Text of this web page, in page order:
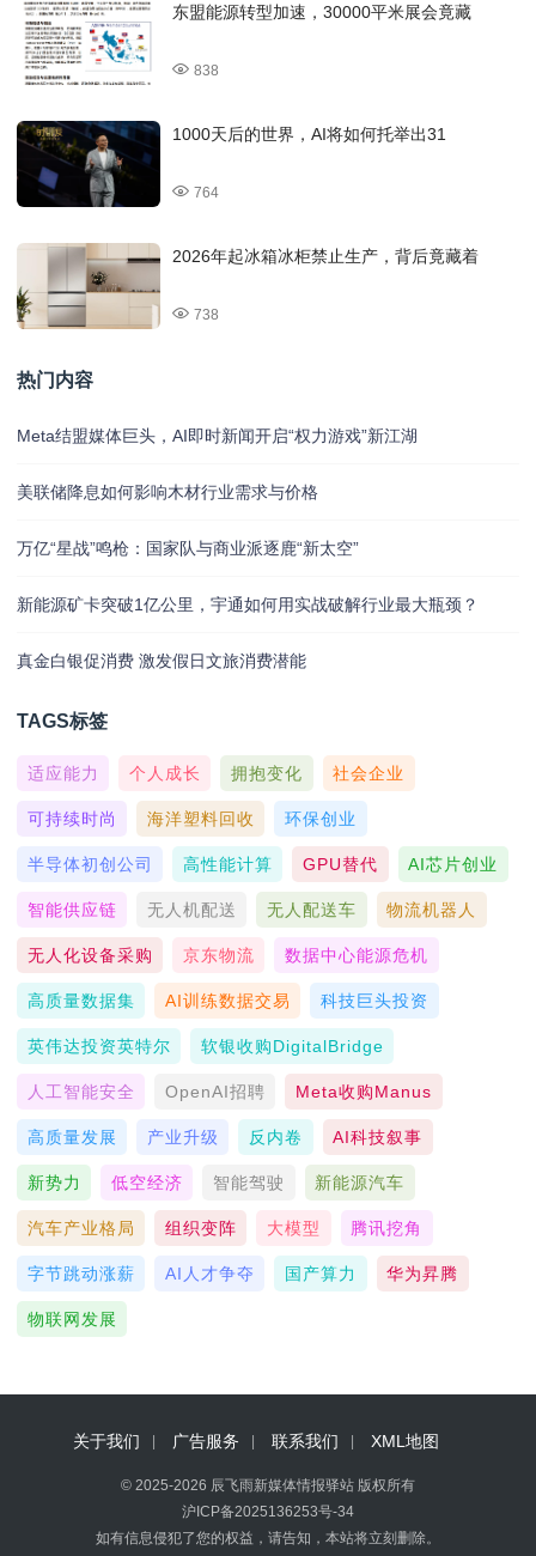
东盟能源转型加速，30000平米展会竟藏
838
1000天后的世界，AI将如何托举出31
764
2026年起冰箱冰柜禁止生产，背后竟藏着
738
热门内容
Meta结盟媒体巨头，AI即时新闻开启“权力游戏”新江湖
美联储降息如何影响木材行业需求与价格
万亿“星战”鸣枪：国家队与商业派逐鹿“新太空”
新能源矿卡突破1亿公里，宇通如何用实战破解行业最大瓶颈？
真金白银促消费 激发假日文旅消费潜能
TAGS标签
适应能力 个人成长 拥抱变化 社会企业
可持续时尚 海洋塑料回收 环保创业
半导体初创公司 高性能计算 GPU替代 AI芯片创业
智能供应链 无人机配送 无人配送车 物流机器人
无人化设备采购 京东物流 数据中心能源危机
高质量数据集 AI训练数据交易 科技巨头投资
英伟达投资英特尔 软银收购DigitalBridge
人工智能安全 OpenAI招聘 Meta收购Manus
高质量发展 产业升级 反内卷 AI科技叙事
新势力 低空经济 智能驾驶 新能源汽车
汽车产业格局 组织变阵 大模型 腾讯挖角
字节跳动涨薪 AI人才争夺 国产算力 华为昇腾
物联网发展
关于我们 广告服务 联系我们 XML地图
© 2025-2026 辰飞雨新媒体情报驿站 版权所有
沪ICP备2025136253号-34
如有信息侵犯了您的权益，请告知，本站将立刻删除。